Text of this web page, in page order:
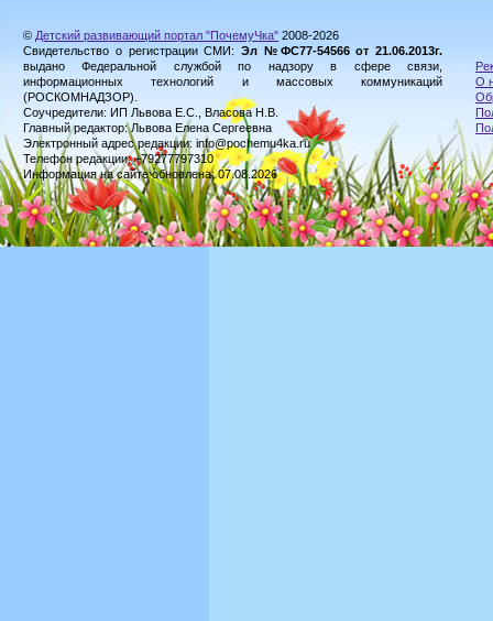
© Детский развивающий портал "ПочемуЧка" 2008-2026
Свидетельство о регистрации СМИ: Эл №ФС77-54566 от 21.06.2013г.
выдано Федеральной службой по надзору в сфере связи,
информационных технологий и массовых коммуникаций
(РОСКОМНАДЗОР).
Соучредители: ИП Львова Е.С., Власова Н.В.
Главный редактор: Львова Елена Сергеевна
Электронный адрес редакции: info@pochemu4ka.ru
Телефон редакции: +79277797310
Информация на сайте обновлена: 07.08.2026
О